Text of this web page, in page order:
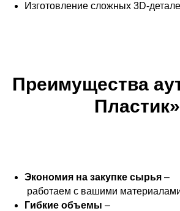
Изготовление сложных 3D-
Преимущества
Пластик»
Экономия на закупке сырья –
работаем с вашими
Гибкие объемы –